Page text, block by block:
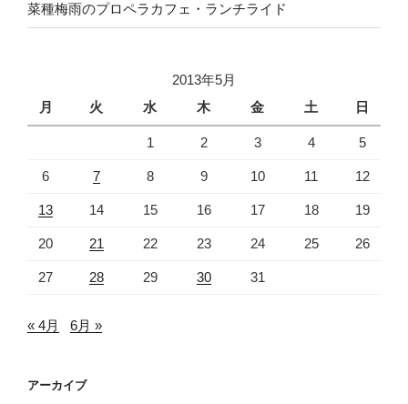
菜種梅雨のプロペラカフェ・ランチライド
2013年5月
月
火 水 木 金 土 日
1 2 3 4 5
6 7 8 9 10 11 12
13 14 15 16 17 18 19
20 21 22 23 24 25 26
27 28 29 30 31
« 4月 6月 »
アーカイブ